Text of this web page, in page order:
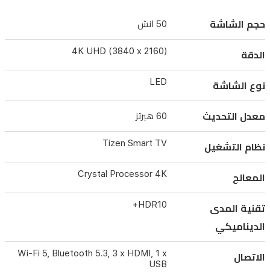
المحتوى
دقة
4K.
الشاشة
تقنية
HDR10+
لتعزيز
التباين،
وتعمل
بنظام
Tizen
الذكي
حجم الشاشة 50 انش
الدقة 4K UHD (3840 x 2160)
نوع الشاشة LED
معدل التحديث 60 هيرتز
نظام التشغيل Tizen Smart TV
المعالج Crystal Processor 4K
تقنية المدى
الديناميكي
HDR10+
الاتصال
Wi-Fi 5, Bluetooth 5.3, 3 x HDMI, 1 x
USB